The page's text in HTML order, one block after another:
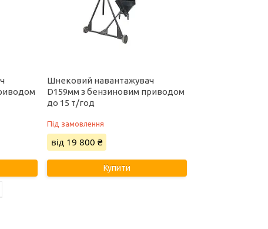
Шнековий навантажувач
D159мм з бензиновим приводом
до 15 т/год
Під замовлення
від 19 800 ₴
Купити